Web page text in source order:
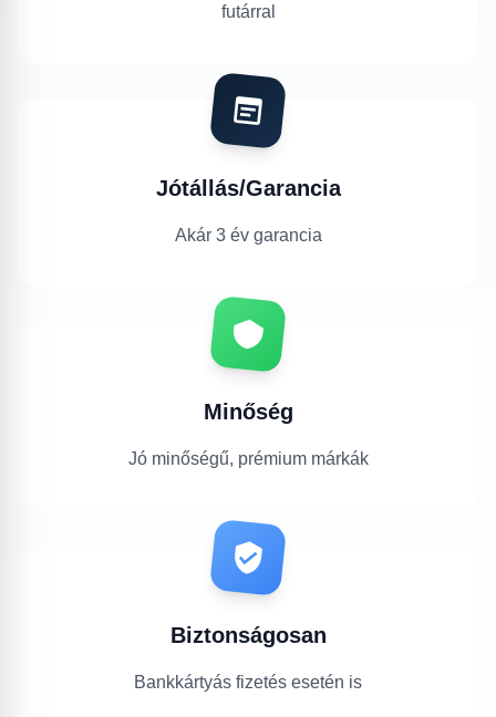
futárral
Jótállás/Garancia
Akár 3 év garancia
Minőség
Jó minőségű, prémium márkák
Biztonságosan
Bankkártyás fizetés esetén is